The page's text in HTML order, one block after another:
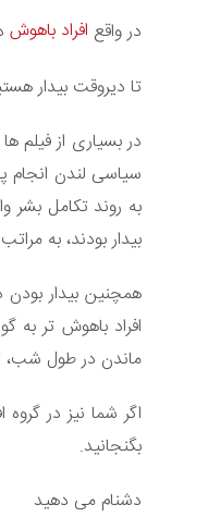
در واقع افراد باهوش
تا دیروقت بیدار
در بسیاری از فیلم
سیاسی لندن انجام
به روند تکامل بشر
بیدار بودند، به
همچنین بیدار
افراد باهوش تر به
ماندن در طول شب،
اگر شما نیز در
بگنجانید.
دشنام می دهید